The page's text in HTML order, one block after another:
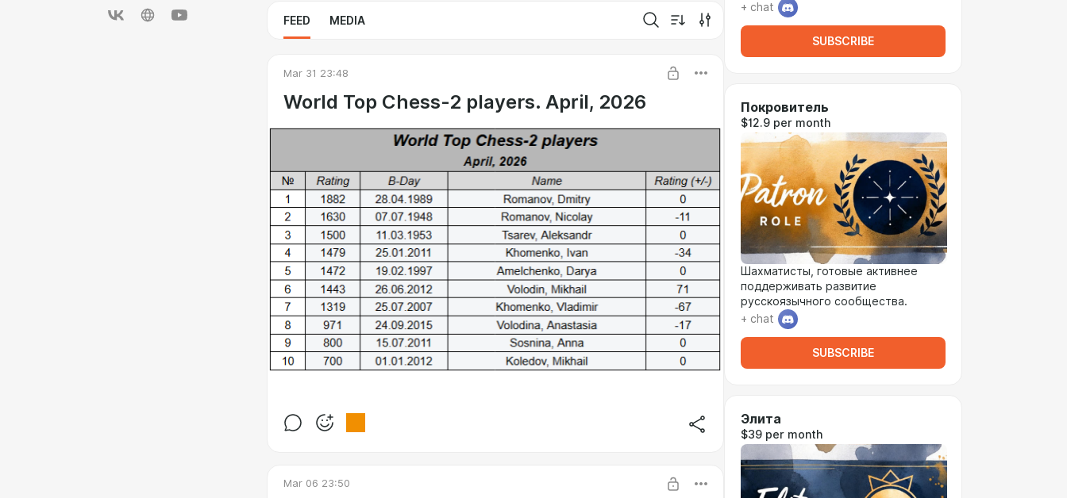
FEED MEDIA
Mar 31 23:48
World Top Chess-2 players. April, 2026
Mar 06 23:50
+ chat
SUBSCRIBE
Покровитель
$12.9 per month
Шахматисты, готовые активнее
поддерживать развитие
русскоязычного сообщества.
+ chat
SUBSCRIBE
Элита
$39 per month